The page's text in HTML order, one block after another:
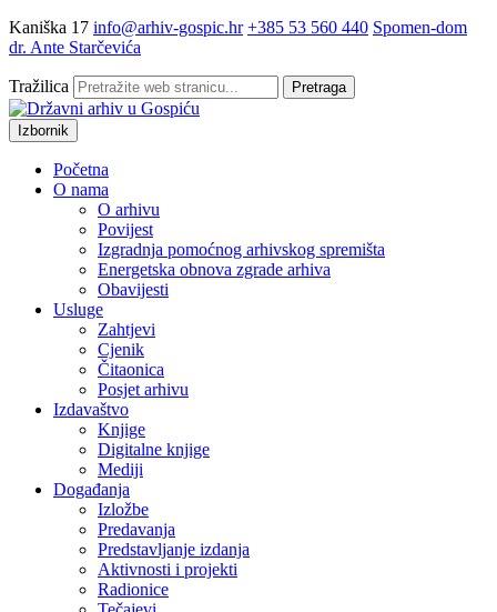
Kaniška 17 info@arhiv-gospic.hr +385 53 560 440 Spomen-dom
dr. Ante Starčevića
Tražilica Pretraga
Izbornik
Početna
O nama
O arhivu
Povijest
Izgradnja pomoćnog arhivskog spremišta
Energetska obnova zgrade arhiva
Obavijesti
Usluge
Zahtjevi
Cjenik
Čitaonica
Posjet arhivu
Izdavaštvo
Knjige
Digitalne knjige
Mediji
Događanja
Izložbe
Predavanja
Predstavljanje izdanja
Aktivnosti i projekti
Radionice